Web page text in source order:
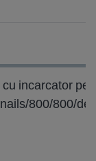
incarcator
800/800/